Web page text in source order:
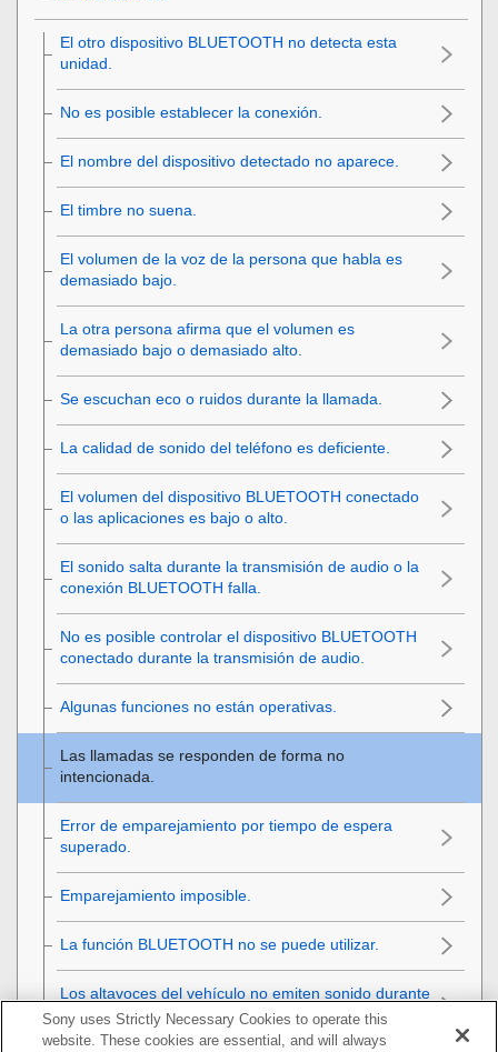
El otro dispositivo BLUETOOTH no detecta esta
unidad.
No es posible establecer la conexión.
El nombre del dispositivo detectado no aparece.
El timbre no suena.
El volumen de la voz de la persona que habla es
demasiado bajo.
La otra persona afirma que el volumen es
demasiado bajo o demasiado alto.
Se escuchan eco o ruidos durante la llamada.
La calidad de sonido del teléfono es deficiente.
El volumen del dispositivo BLUETOOTH conectado
o las aplicaciones es bajo o alto.
El sonido salta durante la transmisión de audio o la
conexión BLUETOOTH falla.
No es posible controlar el dispositivo BLUETOOTH
conectado durante la transmisión de audio.
Algunas funciones no están operativas.
Las llamadas se responden de forma no
intencionada.
Error de emparejamiento por tiempo de espera
superado.
Emparejamiento imposible.
La función BLUETOOTH no se puede utilizar.
Los altavoces del vehículo no emiten sonido durante
una llamada con el sistema de manos libres.
Sony uses Strictly Necessary Cookies to operate this
website. These cookies are essential, and will always